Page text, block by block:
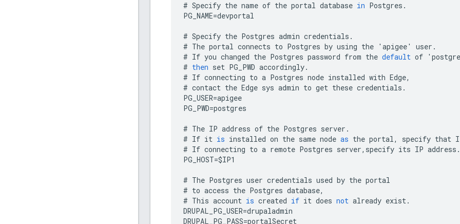
# Specify the name of the portal database in Postgres .
PG_NAME=devportal
# Specify the Postgres admin credentials .
# The portal connects to Postgres by using the ' apigee' user .
# If you changed the Postgres password from the default of '
# then set PG_PWD accordingly.
# If connecting to a Postgres node installed with Edge,
# contact the Edge sys admin to get these credentials .
PG_USER=apigee
PG_PWD=postgres
# The IP address of the Postgres server .
# If it is installed on the same node as the portal, specify that
# If connecting to a remote Postgres server, specify its IP address .
PG_HOST=$IP1
# The Postgres user credentials used by the portal
# to access the Postgres database,
# This account is created if it does not already exist.
DRUPAL_PG_USER=drupaladmin
DRUPAL_PG_PASS=portalSecret